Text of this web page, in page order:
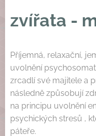
zvířata -
Příjemná, relaxační,
uvolnění
zrcadlí své majitele a
následně způsobují
na principu uvolnění
psychických stresů ,
páteře.